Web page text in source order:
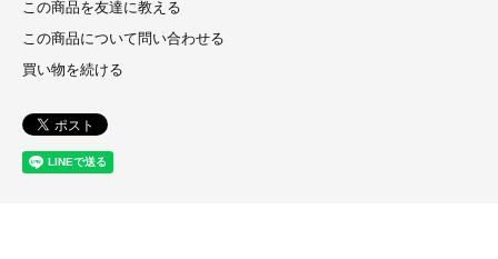
この商品を友達に教える
この商品について問い合わせる
買い物を続ける